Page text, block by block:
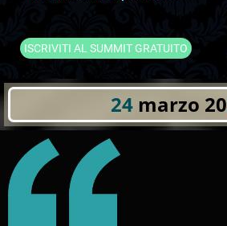
ISCRIVITI AL SUMMIT GRATUITO
24marzo 20